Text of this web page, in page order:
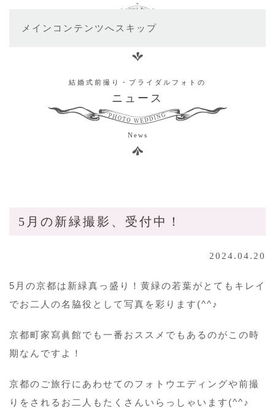
メインコンテンツへスキップ
結婚式前撮り・ブライダルフォトの
ニュース
News
5月の新緑撮影、受付中！
2024.04.20
5月の京都は新緑真っ盛り！黄緑の若葉がとてもキレイ
でお二人の名脇役として写真を彩ります(^^♪
京都町家寫眞館でも一番おススメでもあるのがこの時
期なんですよ！
京都のご旅行にあわせてのフォトウエディングや前撮
りをされるお二人もたくさんいらっしゃいます(^^♪